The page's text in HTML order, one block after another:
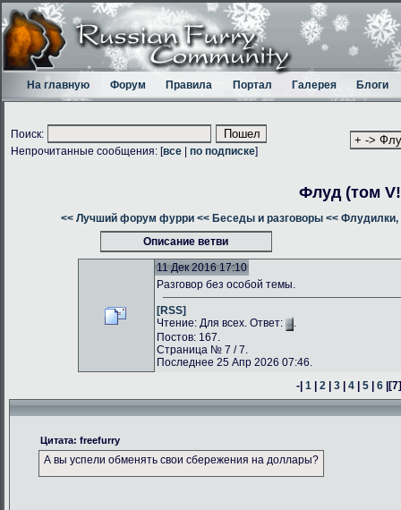
На главную Форум Правила Портал Галерея Блоги
Поиск:
Непрочитанные сообщения: [все по подписке]
Флуд (том
<< Лучший форум фурри << Беседы и разговоры << Флудилки,
Описание ветви
11 Дек 2016 17:10
Разговор без особой темы.
[RSS]
Чтение: Для всех. Ответ:
.
Постов: 167.
Страница № 7 / 7.
Последнее 25 Апр 2026 07:46.
-|1 |2 |3 |4 |5 |6 |
Цитата: freefurry
А вы успели обменять свои сбережения на доллары?